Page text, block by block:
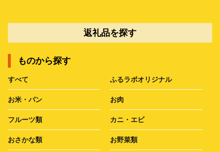
返礼品を探す
ものから探す
すべて ふるラボオリジナル
お米・パン お肉
フルーツ類 カニ・エビ
おさかな類 お野菜類